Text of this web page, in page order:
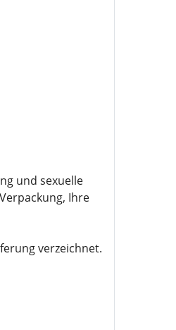
und sexuelle
Ihre
verzeichnet.